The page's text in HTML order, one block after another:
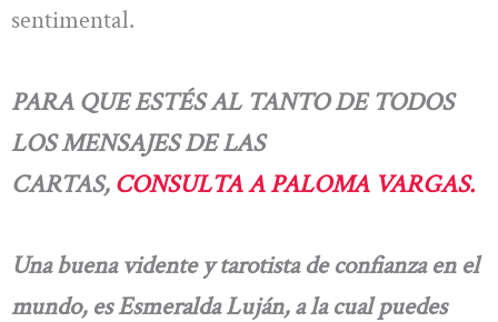
sentimental.
PARA QUE ESTÉS AL TANTO DE TODOS
LOS MENSAJES DE LAS
CARTAS,CONSULTA A PALOMA VARGAS.
Una buena vidente y tarotista de confianza en el
mundo, es Esmeralda Luján, a la cual puedes